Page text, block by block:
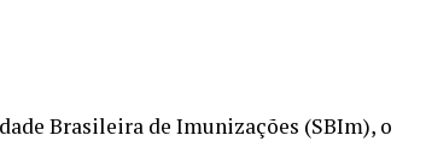
Brasileira de Imunizações (SBIm), o